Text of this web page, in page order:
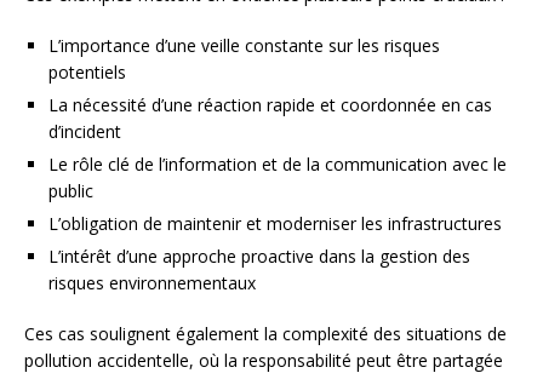
L’importance d’une veille constante sur les risques
potentiels
La nécessité d’une réaction rapide et coordonnée en cas
d’incident
Le rôle clé de l’information et de la communication avec le
public
L’obligation de maintenir et moderniser les infrastructures
L’intérêt d’une approche proactive dans la gestion des
risques environnementaux
Ces cas soulignent également la complexité des situations de
pollution accidentelle, où la responsabilité peut être partagée